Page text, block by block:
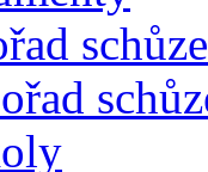
schůze